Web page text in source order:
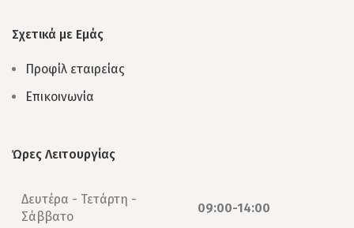
Σχετικά με Εμάς
Προφίλ εταιρείας
Επικοινωνία
Ώρες Λειτουργίας
Δευτέρα - Τετάρτη -
Σάββατο
09:00-14:00